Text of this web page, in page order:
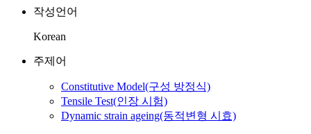
작성언어
Korean
주제어
Constitutive Model(구성 방정식)
Tensile Test(인장 시험)
Dynamic strain ageing(동적변형 시효)